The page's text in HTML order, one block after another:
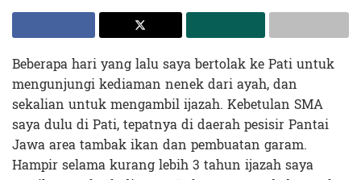
Beberapa hari yang lalu saya bertolak ke Pati untuk
mengunjungi kediaman nenek dari ayah, dan
sekalian untuk mengambil ijazah. Kebetulan SMA
saya dulu di Pati, tepatnya di daerah pesisir Pantai
Jawa area tambak ikan dan pembuatan garam.
Hampir selama kurang lebih 3 tahun ijazah saya